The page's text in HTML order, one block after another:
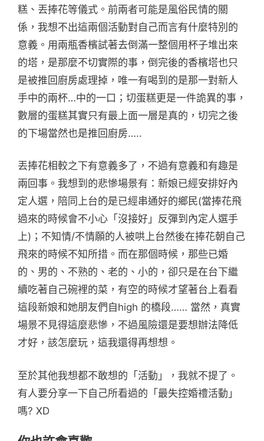
糕、丟捧花等儀式。前兩者可能是風俗民情的關
係，我想不出這兩個活動對自己而言有什麼特別的
意義。用兩瓶香檳試著去倒滿一整個用杯子堆出來
的塔，是那麼不切實際的事，倒完後的香檳塔也只
是被推回廚房處理掉，唯一有喝到的是那一對新人
手中的兩杯…中的一口；切蛋糕更是一件詭異的事，
數層的蛋糕其實只有最上面一層是真的，切完之後
的下場當然也是推回廚房…..
丟捧花相較之下有意義多了，不過有意義和有趣是
兩回事。我想到的悲慘場景有：新娘已經安排好內
定人選，陪同上台的是已經串通好的鄉民(當捧花飛
過來的時候會不小心「沒接好」反彈到內定人選手
上)；不知情/不情願的人被哄上台然後在捧花朝自己
飛來的時候不知所措。而在那個時候，那些已婚
的、男的、不熟的、老的、小的，卻只是在台下繼
續吃著自己碗裡的菜，有空的時候才望著台上看看
這段新娘和她朋友們自high 的橋段…… 當然，真實
場景不見得這麼悲慘，不過風險還是要想辦法降低
才好，該怎麼玩，這我還得再想想。
至於其他我想都不敢想的「活動」，我就不提了。
有人要分享一下自己所看過的「最失控婚禮活動」
嗎? XD